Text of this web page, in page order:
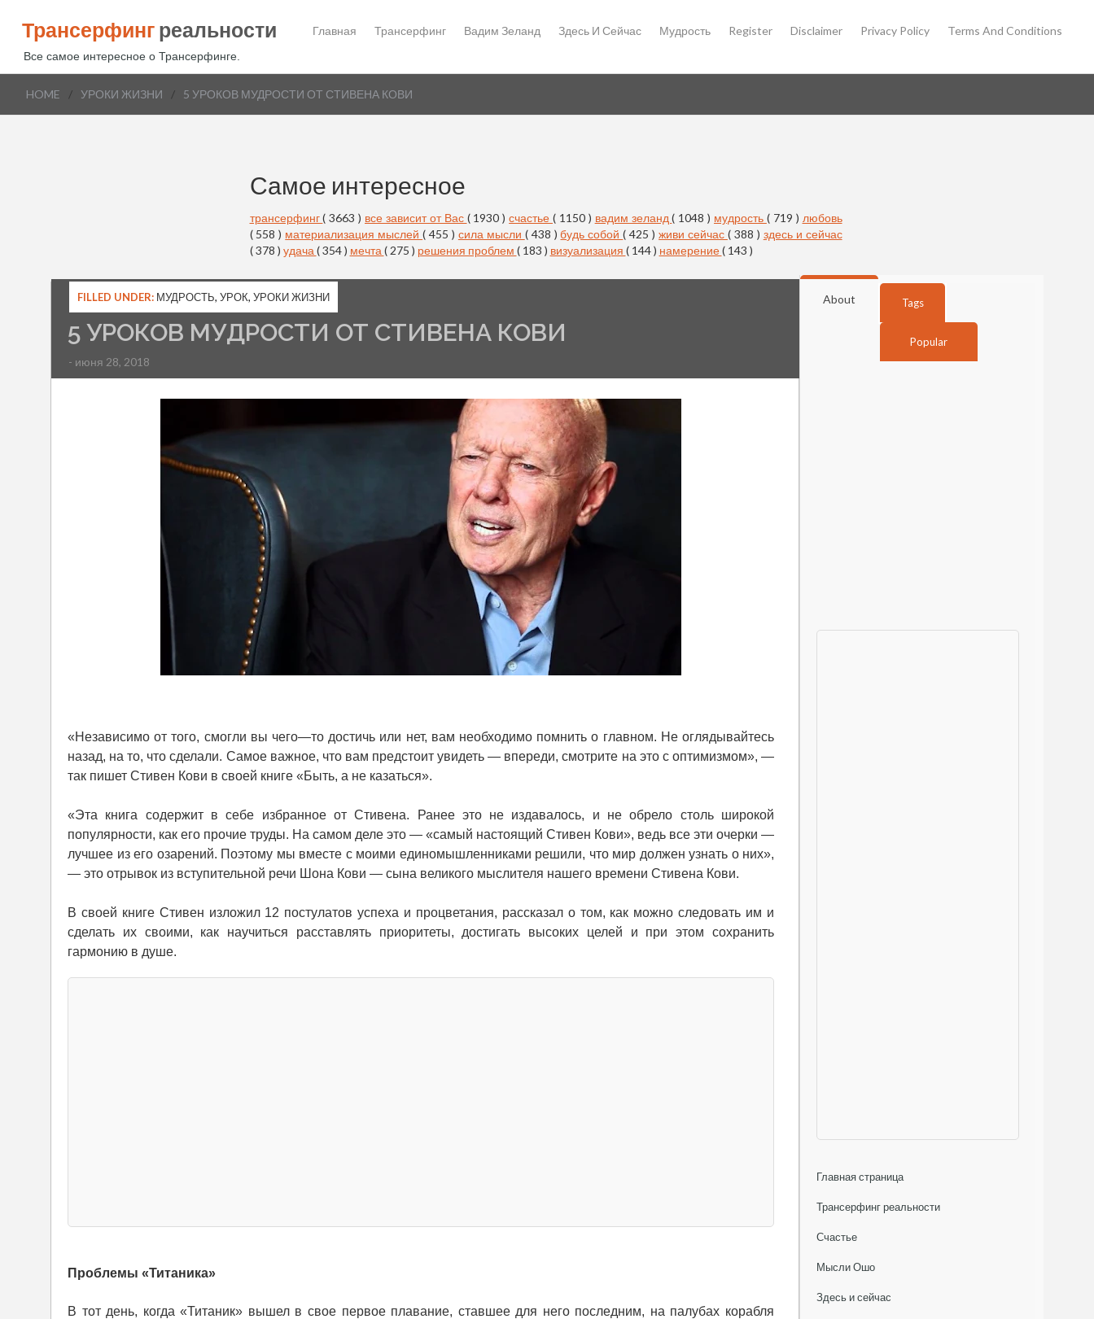
Трансерфинг реальности
Все самое интересное о Трансерфинге.
Главная Трансерфинг Вадим Зеланд Здесь И Сейчас Мудрость Register Disclaimer Privacy Policy Terms And Conditions
HOME / УРОКИ ЖИЗНИ / 5 УРОКОВ МУДРОСТИ ОТ СТИВЕНА КОВИ
Самое интересное
трансерфинг( 3663 ) все зависит от Вас ( 1930 )счастье ( 1150 ) вадим зеланд( 1048 ) мудрость ( 719 ) любовь
( 558 ) материализация мыслей( 455 ) сила мысли ( 438 )будь собой( 425 )живи сейчас ( 388 ) здесь и сейчас
( 378 ) удача ( 354 ) мечта ( 275 ) решения проблем ( 183 ) визуализация ( 144 ) намерение( 143 )
FILLED UNDER: МУДРОСТЬ, УРОК, УРОКИ ЖИЗНИ
5 УРОКОВ МУДРОСТИ ОТ СТИВЕНА КОВИ
- июня 28, 2018
«Независимо от того, смогли вы чего—то достичь или нет, вам необходимо помнить о главном. Не оглядывайтесь
назад, на то, что сделали. Самое важное, что вам предстоит увидеть — впереди, смотрите на это с оптимизмом», —
так пишет Стивен Кови в своей книге «Быть, а не казаться».
«Эта книга содержит в себе избранное от Стивена. Ранее это не издавалось, и не обрело столь широкой
популярности, как его прочие труды. На самом деле это — «самый настоящий Стивен Кови», ведь все эти очерки —
лучшее из его озарений. Поэтому мы вместе с моими единомышленниками решили, что мир должен узнать о них»,
— это отрывок из вступительной речи Шона Кови — сына великого мыслителя нашего времени Стивена Кови.
В своей книге Стивен изложил 12 постулатов успеха и процветания, рассказал о том, как можно следовать им и
сделать их своими, как научиться расставлять приоритеты, достигать высоких целей и при этом сохранить
гармонию в душе.
Проблемы «Титаника»
В тот день, когда «Титаник» вышел в свое первое плавание, ставшее для него последним, на палубах корабля
About Tags
Popular
Главная страница
Трансерфинг реальности
Счастье
Мысли Ошо
Здесь и сейчас